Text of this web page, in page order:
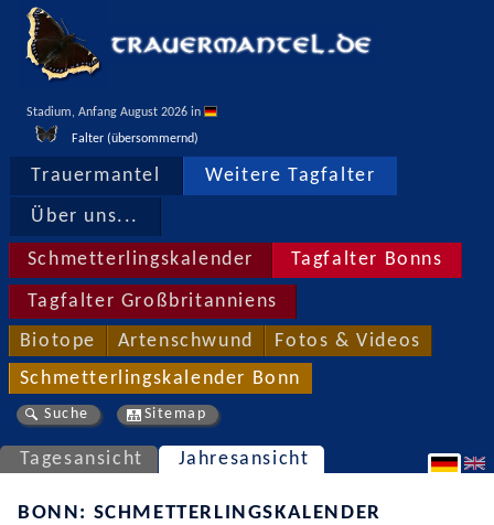
Stadium, Anfang August 2026 in
Falter (übersommernd)
Trauermantel Weitere Tagfalter
Über uns...
Schmetterlingskalender Tagfalter Bonns
Tagfalter Großbritanniens
Biotope Artenschwund Fotos & Videos
Schmetterlingskalender Bonn
Suche Sitemap
Tagesansicht Jahresansicht
BONN: SCHMETTERLINGSKALENDER